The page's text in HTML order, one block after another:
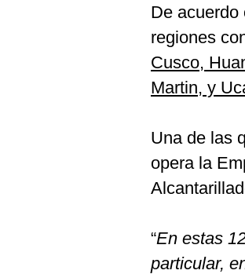
De acuerdo
regiones
Cusco,
Martin, y
Una de las
opera la
“En estas
particular,